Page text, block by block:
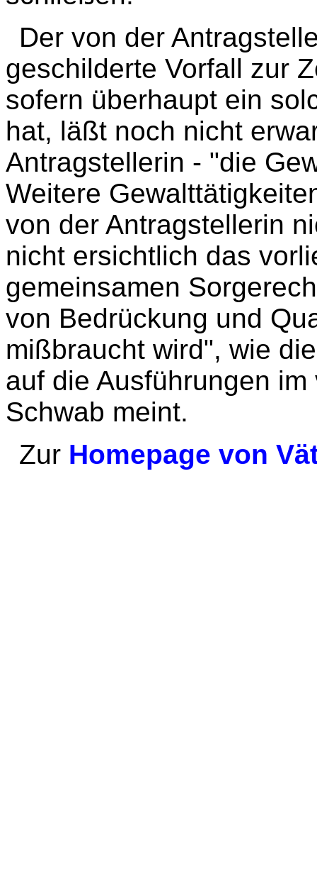
Der von der
geschilderte Vorfall zur
sofern überhaupt ein
hat, läßt noch nicht
Antragstellerin - "die
Weitere
von der Antragstellerin
nicht ersichtlich das
gemeinsamen
von Bedrückung und
mißbraucht wird", wie
auf die Ausführungen
Schwab meint.
Zur Homepage von